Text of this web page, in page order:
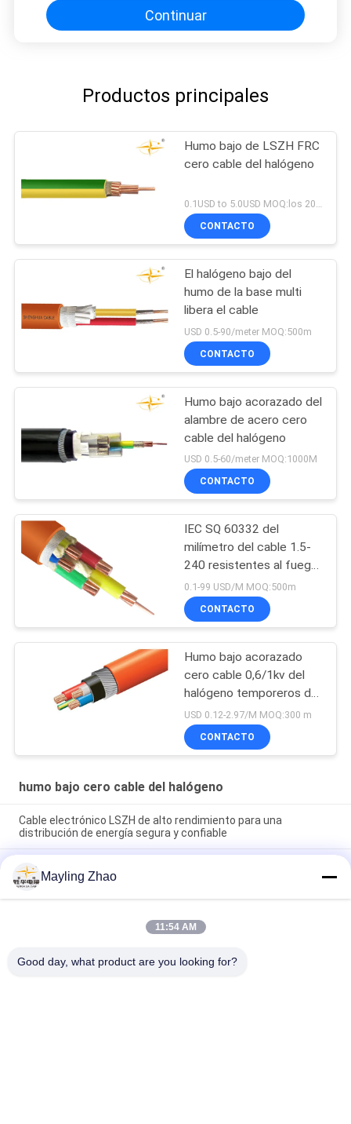
Continuar
Productos principales
Humo bajo de LSZH FRC
cero cable del halógeno
CONTACTO
El halógeno bajo del
humo de la base multi
libera el cable
USD 0.5-90/meter MOQ:500m
CONTACTO
Humo bajo acorazado del
alambre de acero cero
cable del halógeno
USD 0.5-60/meter MOQ:1000M
CONTACTO
IEC SQ 60332 del
milímetro del cable 1.5-
240 resistentes al fuego
dobles de la base
0,6/1KV LSOH
0.1-99 USD/M MOQ:500m
CONTACTO
Humo bajo acorazado
cero cable 0,6/1kv del
halógeno temporeros de
funcionamiento de 90
grados
USD 0.12-2.97/M MOQ:300 m
CONTACTO
humo bajo cero cable del halógeno
Cable electrónico LSZH de alto rendimiento para una
distribución de energía segura y confiable
Cable de alimentación de shenghua cinta de acero blindado
Cable de halógeno cero con bajo humo 1.5mm2 - 800mm2 Eco
amigable
Cable de alimentación Shan, cable de alimentación doméstico
con aislamiento de PVC LSZH, cable de bajo contenido de
Mayling Zhao
11:54 AM
Good day, what product are you looking for?